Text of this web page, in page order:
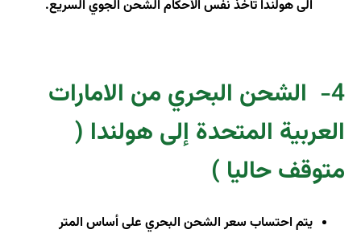
الى هولندا تأخذ نفس الأحكام الشحن الجوي السريع.
4-
الشحن البحري من الامارات
العربية المتحدة إلى هولندا (
متوقف حاليا )
يتم احتساب سعر الشحن البحري على أساس المتر